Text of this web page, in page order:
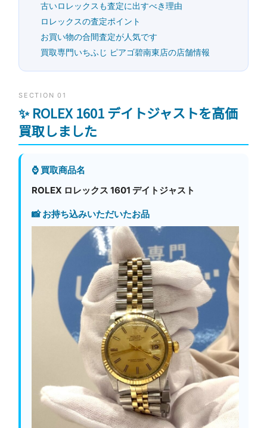
古いロレックスも査定に出すべき理由
ロレックスの査定ポイント
お買い物の合間査定が人気です
買取専門いちふじ ピアゴ碧南東店の店舗情報
SECTION 01
✨ ROLEX 1601 デイトジャストを高価
買取しました
⌚ 買取商品名
ROLEX ロレックス 1601 デイトジャスト
📸 お持ち込みいただいたお品